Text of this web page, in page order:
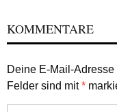
KOMMENTARE
Deine E-Mail-
Felder sind mit*